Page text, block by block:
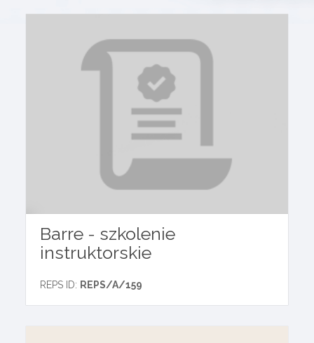
Barre - szkolenie
instruktorskie
REPS ID: REPS/A/159